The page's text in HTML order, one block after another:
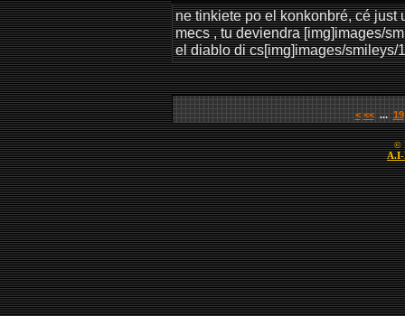
ne tinkiete po el konkonbré, cé just
mecs , tu deviendra [img]images/
el diablo di cs[img]images/
< << ...19
©
A.I-